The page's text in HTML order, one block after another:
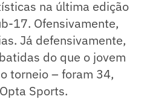
na última edição
17. Ofensivamente,
Já defensivamente,
do que o jovem
torneio – foram 34,
Sports.